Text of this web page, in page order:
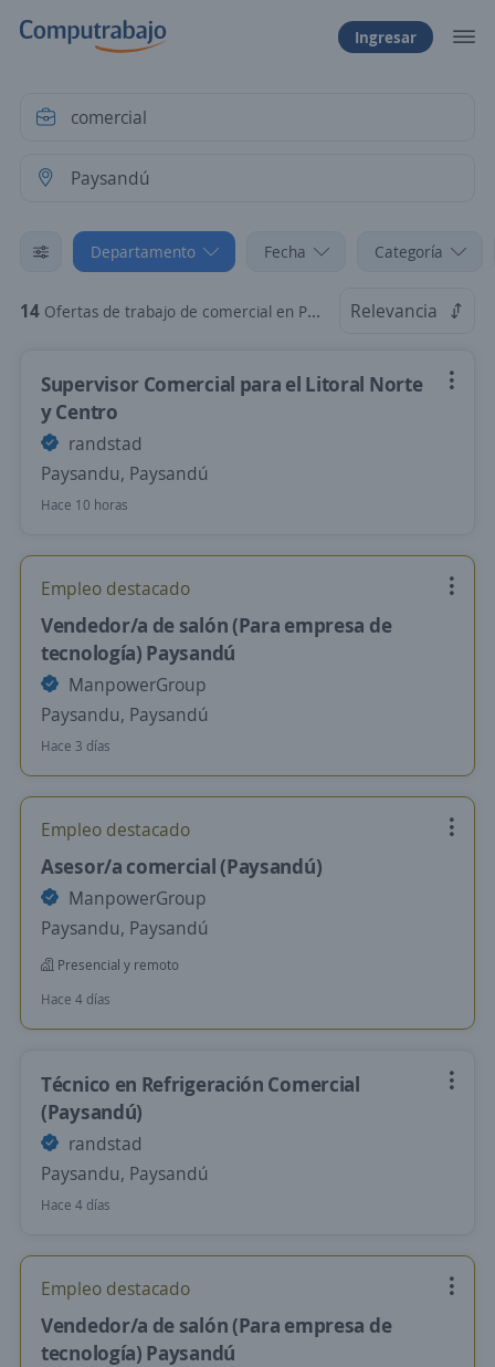
Ingresar
Departamento Fecha Categoría
14 Ofertas de trabajo de comercial en Paysandú Relevancia
Supervisor Comercial para el Litoral Norte
y Centro
randstad
Paysandu, Paysandú
Hace 10 horas
Empleo destacado
Vendedor/a de salón (Para empresa de
tecnología) Paysandú
ManpowerGroup
Paysandu, Paysandú
Hace 3 días
Empleo destacado
Asesor/a comercial (Paysandú)
ManpowerGroup
Paysandu, Paysandú
Presencial y remoto
Hace 4 días
Técnico en Refrigeración Comercial
(Paysandú)
randstad
Paysandu, Paysandú
Hace 4 días
Empleo destacado
Vendedor/a de salón (Para empresa de
tecnología) Paysandú